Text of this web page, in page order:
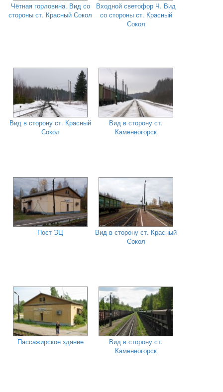
Чётная горловина. Вид со
стороны ст. Красный Сокол
Входной светофор Ч. Вид
со стороны ст. Красный
Сокол
Вид в сторону ст. Красный
Сокол
Вид в сторону ст.
Каменногорск
Пост ЭЦ
Вид в сторону ст. Красный
Сокол
Пассажирское здание
Вид в сторону ст.
Каменногорск